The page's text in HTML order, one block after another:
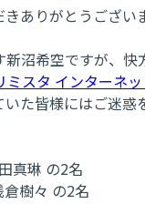
ありがとうござい
沼希空ですが、
スタ インターネ
た皆様にはご迷
真琳 の2名
樹々 の2名